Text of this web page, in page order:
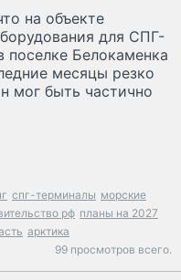
на объекте
для СПГ-
поселке Белокаменка
месяцы резко
мог быть частично
спг-терминалы морские
рф планы на 2027
арктика
99 просмотров всего.